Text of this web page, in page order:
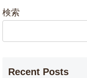
検索
Recent Posts